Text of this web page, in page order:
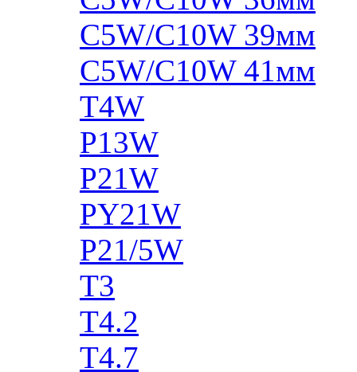
C5W/C10W 39мм
C5W/C10W 41мм
T4W
P13W
P21W
PY21W
P21/5W
T3
T4.2
T4.7